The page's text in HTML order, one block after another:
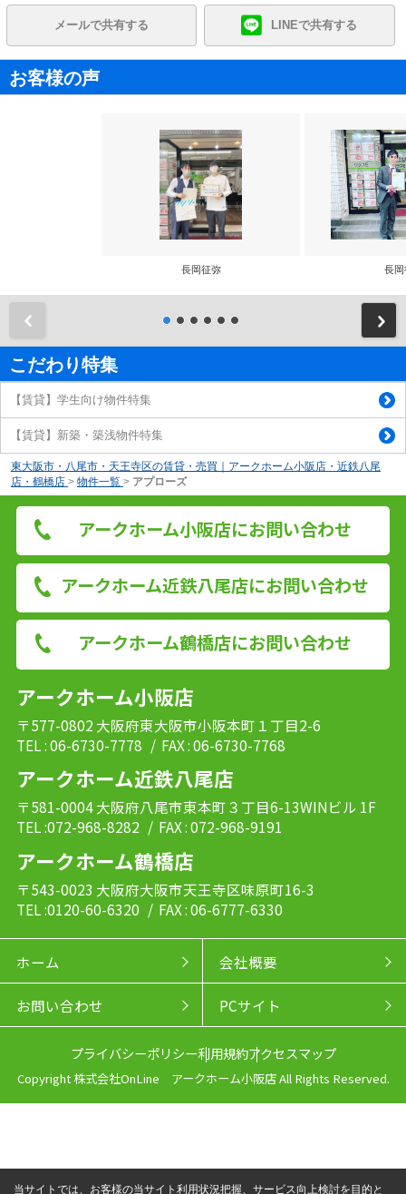
メールで共有する LINEで共有する
お客様の声
長岡征弥 長岡
こだわり特集
【賃貸】学生向け物件特集
【賃貸】新築・築浅物件特集
東大阪市・八尾市・天王寺区の賃貸・売買｜アークホーム小阪店・近鉄八尾
店・鶴橋店 > 物件一覧 > アプローズ
アークホーム小阪店にお問い合わせ
アークホーム近鉄八尾店にお問い合わせ
アークホーム鶴橋店にお問い合わせ
アークホーム小阪店
〒577-0802 大阪府東大阪市小阪本町１丁目2-6
TEL : 06-6730-7778 / FAX : 06-6730-7768
アークホーム近鉄八尾店
〒581-0004 大阪府八尾市東本町３丁目6-13WINビル 1F
TEL :072-968-8282 / FAX : 072-968-9191
アークホーム鶴橋店
〒543-0023 大阪府大阪市天王寺区味原町16-3
TEL :0120-60-6320 / FAX : 06-6777-6330
ホーム 会社概要
お問い合わせ PCサイト
プライバシーポリシー利用規約アクセスマップ
Copyright 株式会社OnLine アークホーム小阪店 All Rights Reserved.
当サイトでは、お客様の当サイト利用状況把握、サービス向上検討を目的と